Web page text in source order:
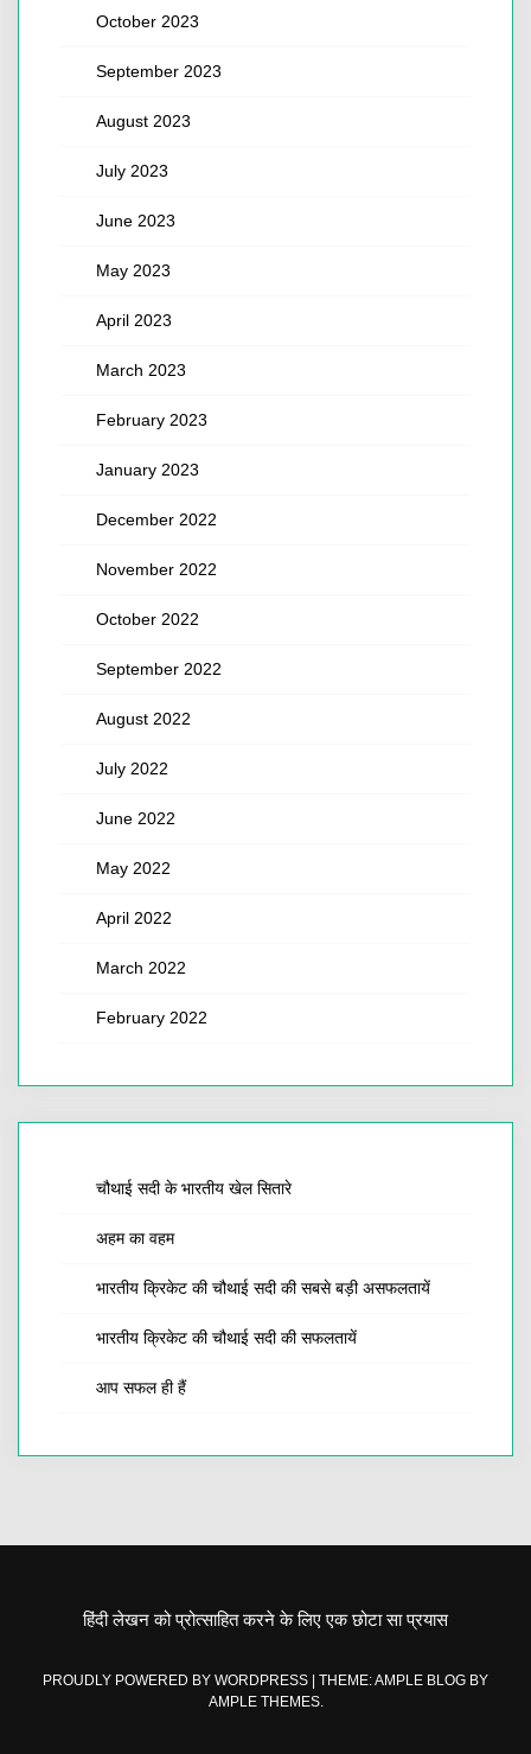
October 2023
September 2023
August 2023
July 2023
June 2023
May 2023
April 2023
March 2023
February 2023
January 2023
December 2022
November 2022
October 2022
September 2022
August 2022
July 2022
June 2022
May 2022
April 2022
March 2022
February 2022
चौथाई सदी के भारतीय खेल सितारे
अहम का वहम
भारतीय क्रिकेट की चौथाई सदी की सबसे बड़ी असफलतायें
भारतीय क्रिकेट की चौथाई सदी की सफलतायें
आप सफल ही हैं
हिंदी लेखन को प्रोत्साहित करने के लिए एक छोटा सा प्रयास
PROUDLY POWERED BY WORDPRESS
THEME: AMPLE BLOG BY
AMPLE THEMES.